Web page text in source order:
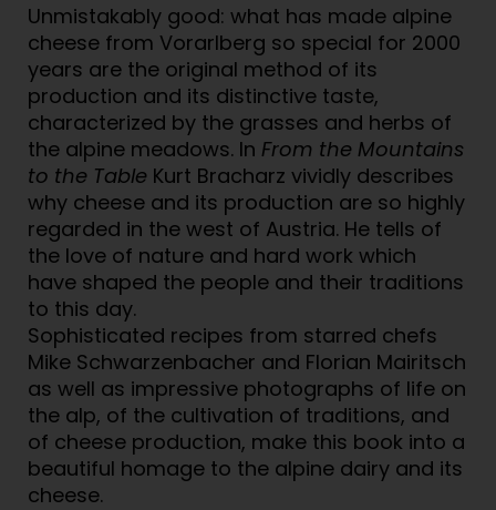
Unmistakably good: what has made alpine
cheese from Vorarlberg so special for 2000
years are the original method of its
production and its distinctive taste,
characterized by the grasses and herbs of
the alpine meadows. In From the Mountains
to the Table Kurt Bracharz vividly describes
why cheese and its production are so highly
regarded in the west of Austria. He tells of
the love of nature and hard work which
have shaped the people and their traditions
to this day.
Sophisticated recipes from starred chefs
Mike Schwarzenbacher and Florian Mairitsch
as well as impressive photographs of life on
the alp, of the cultivation of traditions, and
of cheese production, make this book into a
beautiful homage to the alpine dairy and its
cheese.